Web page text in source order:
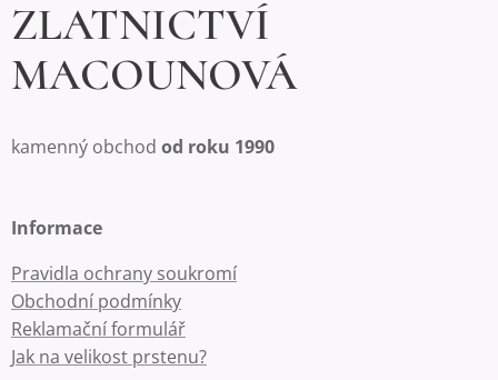
ZLATNICTVÍ
MACOUNOVÁ
kamenný obchod od roku 1990
Informace
Pravidla ochrany soukromí
Obchodní podmínky
Reklamační formulář
Jak na velikost prstenu?